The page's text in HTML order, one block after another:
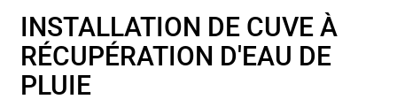
INSTALLATION DE CUVE À
RÉCUPÉRATION D'EAU DE
PLUIE